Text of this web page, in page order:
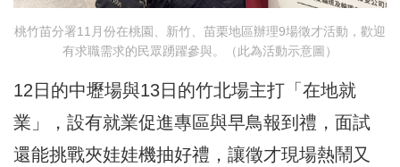
桃竹苗分署11月份在桃園、新竹、苗栗地區辦理9場徵才活動，歡迎
有求職需求的民眾踴躍參與。（此為活動示意圖）
12日的中壢場與13日的竹北場主打「在地就
業」，設有就業促進專區與早鳥報到禮，面試
還能挑戰夾娃娃機抽好禮，讓徵才現場熱鬧又